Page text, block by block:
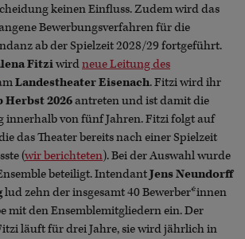
keinen Einfluss. Zudem wird das
Bewerbungsverfahren für die
ab der Spielzeit 2028/29 fortgeführt.
Fitziwirdneue Leitung des
Landestheater Eisenach. Fitzi wird ihr
Herbst 2026antreten und ist damit die
innerhalb von fünf Jahren. Fitzi folgt auf
das Theater bereits nach einer Spielzeit
(wir berichteten). Bei der Auswahl wurde
beteiligt. IntendantJens Neundorff
lud zehn der insgesamt 40 Bewerber*innen
mit den Ensemblemitgliedern ein. Der
läuft für drei Jahre, sie wird jährlich in